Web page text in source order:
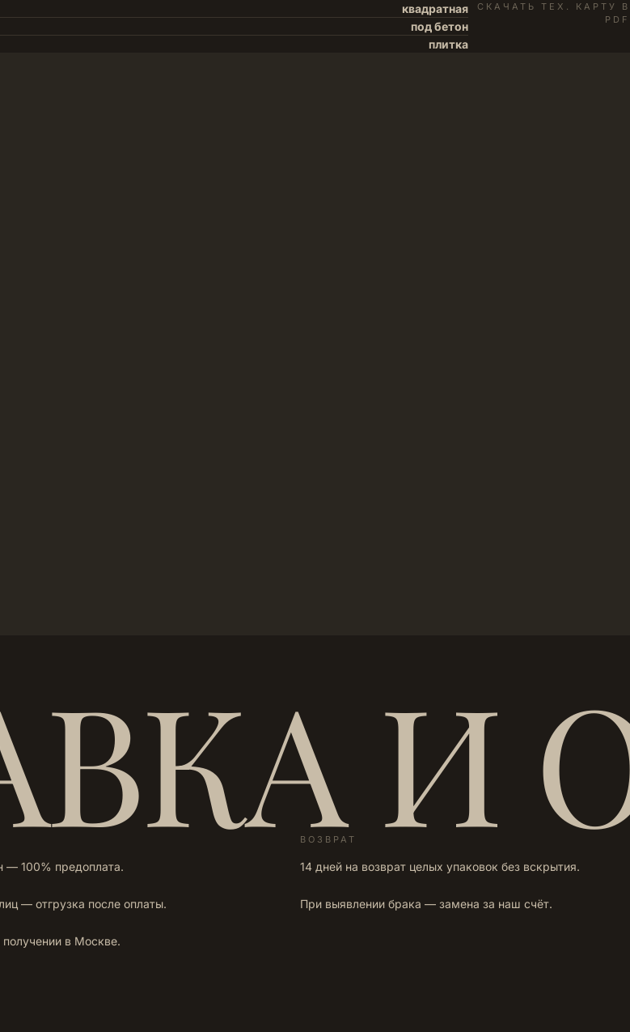
квадратная
под бетон
плитка
СКАЧАТЬ ТЕХ. КАРТУ В
PDF
И
— 100% предоплата.
— отгрузка после оплаты.
в Москве.
ВОЗВРАТ
14 дней на возврат целых упаковок без вскрытия.
При выявлении брака — замена за наш счёт.